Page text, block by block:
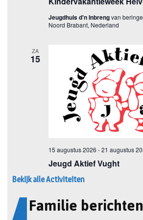
Bekijk alle Activiteiten
Familie berichten